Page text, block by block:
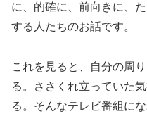
に、的確に、前向きに、
する人たちのお話です。
これを見ると、自分の周
る。ささくれ立っていた
る。そんなテレビ番組に